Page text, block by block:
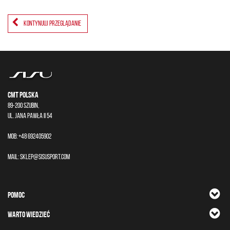
KONTYNUUJ PRZEGLĄDANIE
CMT Polska
89-200 Szubin,
ul. Jana Pawła II 54
Mob: +48 692405902
Mail:sklep@sisusport.com
POMOC
WARTO WIEDZIEĆ